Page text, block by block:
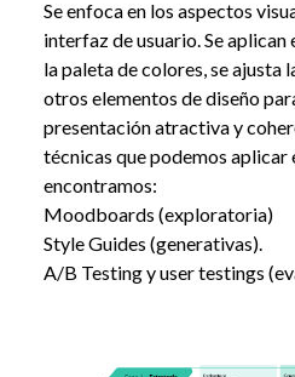
Se enfoca en los aspectos
interfaz de usuario. Se
la paleta de colores, se ajusta
otros elementos de diseño
presentación atractiva y
técnicas que podemos aplicar
encontramos:
Moodboards (exploratoria)
Style Guides (generativas).
A/B Testing y user testings